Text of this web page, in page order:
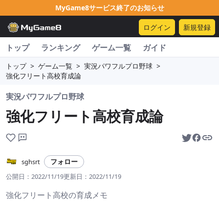
MyGame8サービス終了のお知らせ
ログイン 新規登録
トップ ランキング ゲーム一覧 ガイド
トップ > ゲーム一覧 > 実況パワフルプロ野球 >
強化フリート高校育成論
実況パワフルプロ野球
強化フリート高校育成論
sghsrt フォロー
公開日： 2022/11/19更新日： 2022/11/19
強化フリート高校の育成メモ